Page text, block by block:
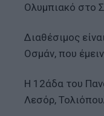
Ολυμπιακό στο
Διαθέσιμος
Οσμάν, που
Η 12άδα του
Λεσόρ,